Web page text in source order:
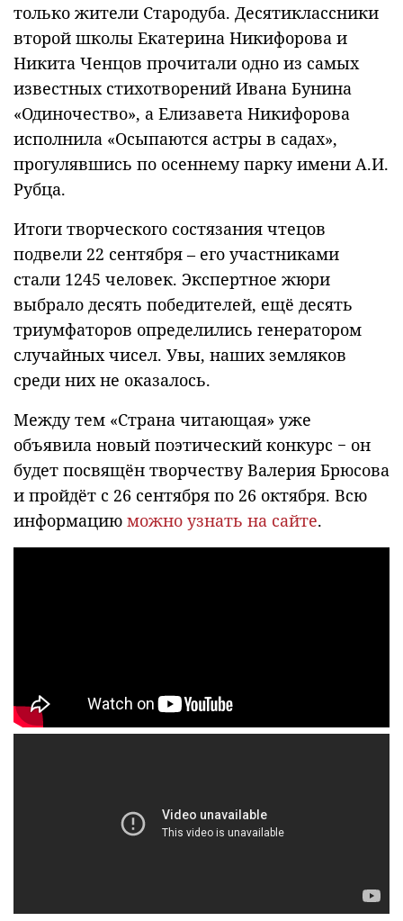
только жители Стародуба. Десятиклассники
второй школы Екатерина Никифорова и
Никита Ченцов прочитали одно из самых
известных стихотворений Ивана Бунина
«Одиночество», а Елизавета Никифорова
исполнила «Осыпаются астры в садах»,
прогулявшись по осеннему парку имени А.И.
Рубца.
Итоги творческого состязания чтецов
подвели 22 сентября – его участниками
стали 1245 человек. Экспертное жюри
выбрало десять победителей, ещё десять
триумфаторов определились генератором
случайных чисел. Увы, наших земляков
среди них не оказалось.
Между тем «Страна читающая» уже
объявила новый поэтический конкурс − он
будет посвящён творчеству Валерия Брюсова
и пройдёт с 26 сентября по 26 октября. Всю
информацию можно узнать на сайте.